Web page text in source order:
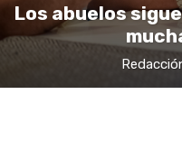
Los abuelos